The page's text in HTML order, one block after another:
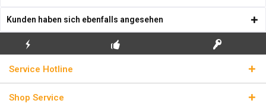
Kunden haben sich ebenfalls angesehen
BLITZVERSAND
LIZENZSCHLÜSSEL
Service Hotline
Shop Service